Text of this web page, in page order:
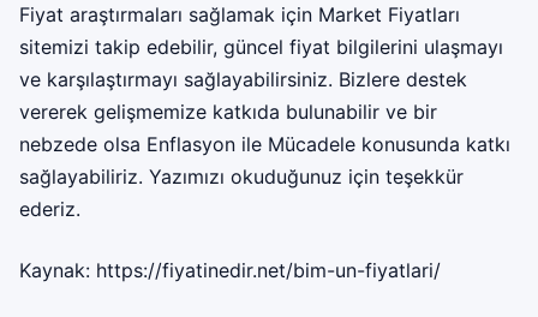
Fiyat araştırmaları sağlamak için Market Fiyatları
sitemizi takip edebilir, güncel fiyat bilgilerini ulaşmayı
ve karşılaştırmayı sağlayabilirsiniz. Bizlere destek
vererek gelişmemize katkıda bulunabilir ve bir
nebzede olsa Enflasyon ile Mücadele konusunda katkı
sağlayabiliriz. Yazımızı okuduğunuz için teşekkür
ederiz.
Kaynak: https://fiyatinedir.net/bim-un-fiyatlari/